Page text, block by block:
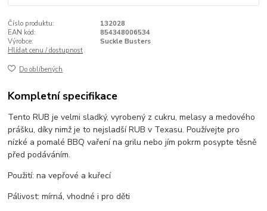
Číslo produktu:
132028
EAN kód:
854348006534
Výrobce:
Suckle Busters
Hlídat cenu / dostupnost
Do oblíbených
Kompletní specifikace
Tento RUB je velmi sladký, vyrobený z cukru, melasy a medového
prášku, díky nimž je to nejsladší RUB v Texasu. Používejte pro
nízké a pomalé BBQ vaření na grilu nebo jím pokrm posypte těsně
před podáváním.
Použití: na vepřové a kuřecí
Pálivost: mírná, vhodné i pro děti